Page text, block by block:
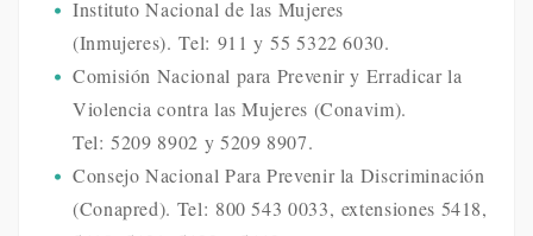
Instituto Nacional de las Mujeres
(Inmujeres). Tel: 911 y 55 5322 6030.
Comisión Nacional para Prevenir y Erradicar la
Violencia contra las Mujeres (Conavim).
Tel: 5209 8902 y 5209 8907.
Consejo Nacional Para Prevenir la Discriminación
(Conapred). Tel: 800 543 0033, extensiones 5418,